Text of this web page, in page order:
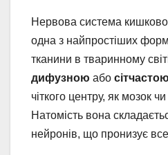
Нервова система
одна з найпростіших форм
тканини в тваринному
дифузною або сітчастою
чіткого центру, як мозок
Натомість вона
нейронів, що пронизує все